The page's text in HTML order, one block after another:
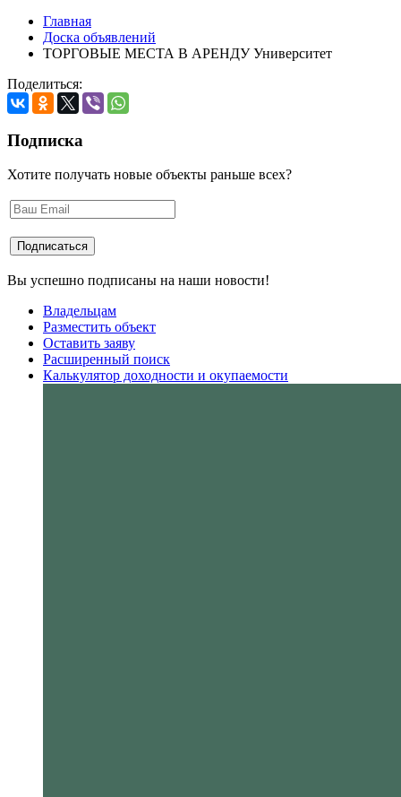
Главная
Доска объявлений
ТОРГОВЫЕ МЕСТА В АРЕНДУ Университет
Поделиться:
Подписка
Хотите получать новые объекты раньше всех?
Вы успешно подписаны на наши новости!
Владельцам
Разместить объект
Оставить заяву
Расширенный поиск
Калькулятор доходности и окупаемости